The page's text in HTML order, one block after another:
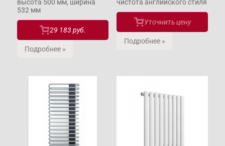
высота 500 мм, ширина
532 мм
29 183 руб.
Подробнее »
чистота английского стиля
Уточнить цену
Подробнее »